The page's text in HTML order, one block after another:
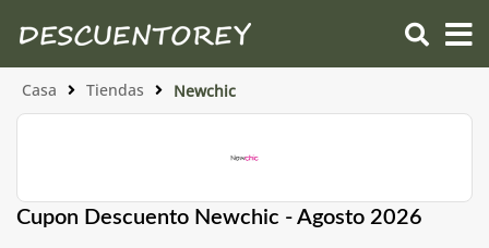
Casa Tiendas Newchic
Cupon Descuento Newchic - Agosto 2026